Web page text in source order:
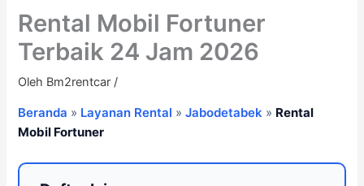
Rental Mobil Fortuner
Terbaik 24 Jam 2026
Oleh Bm2rentcar /
Beranda » Layanan Rental »Jabodetabek » Rental
Mobil Fortuner